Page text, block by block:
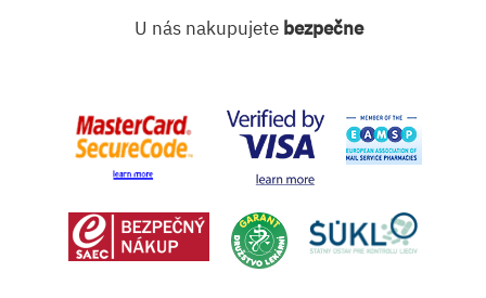
U nás nakupujete bezpečne